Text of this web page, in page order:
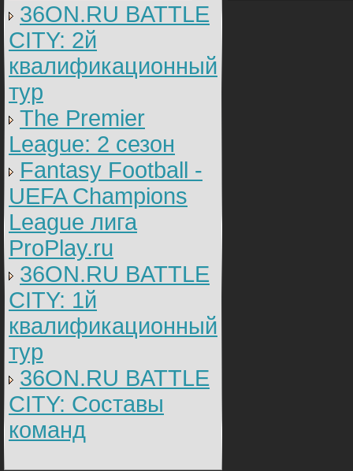
36ON.RU BATTLE
CITY: 2й
квалификационный
тур
The Premier
League: 2 cезон
Fantasy Football -
UEFA Champions
League лига
ProPlay.ru
36ON.RU BATTLE
CITY: 1й
квалификационный
тур
36ON.RU BATTLE
CITY: Составы
команд